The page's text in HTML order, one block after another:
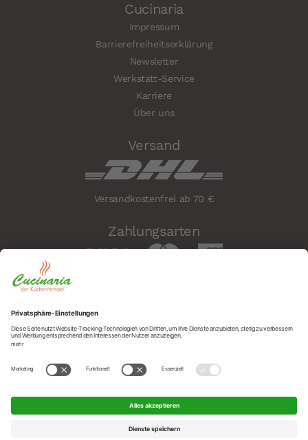
Cucinaria
Impressum
Barrierefreiheitserklärung
Newsletter
Werkstatt-Service
Karriere
Über uns
Versand
Versandkostenfrei ab 70 €
Zahlungsarten
Sicherheit
Social